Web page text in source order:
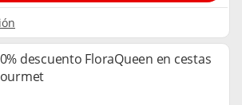
descuento FloraQueen en cestas